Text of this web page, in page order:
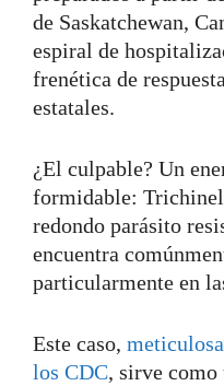
de Saskatchewan,
espiral de
frenética de
estatales.
¿El culpable? Un
formidable:
redondo parásito
encuentra
particularmente en
Este caso,
los CDC, sirve